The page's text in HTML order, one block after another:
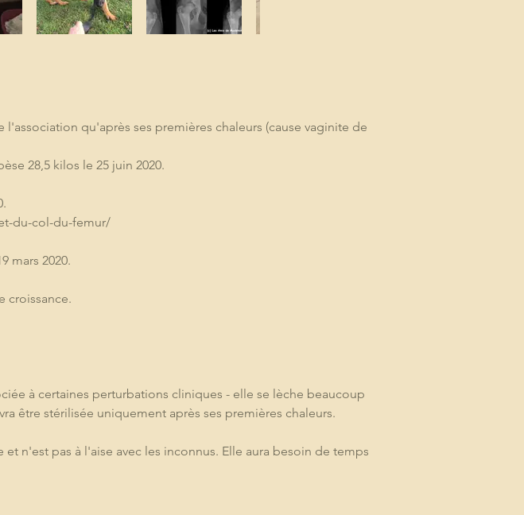
qu'après ses premières chaleurs (cause vaginite de
28,5 kilos le 25 juin 2020.
du-col-du-femur/
mars 2020.
croissance.
à certaines perturbations cliniques - elle se lèche beaucoup
être stérilisée uniquement après ses premières chaleurs.
n'est pas à l'aise avec les inconnus. Elle aura besoin de temps